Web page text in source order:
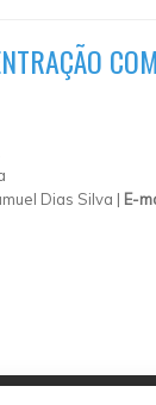
Dias Silva | E-